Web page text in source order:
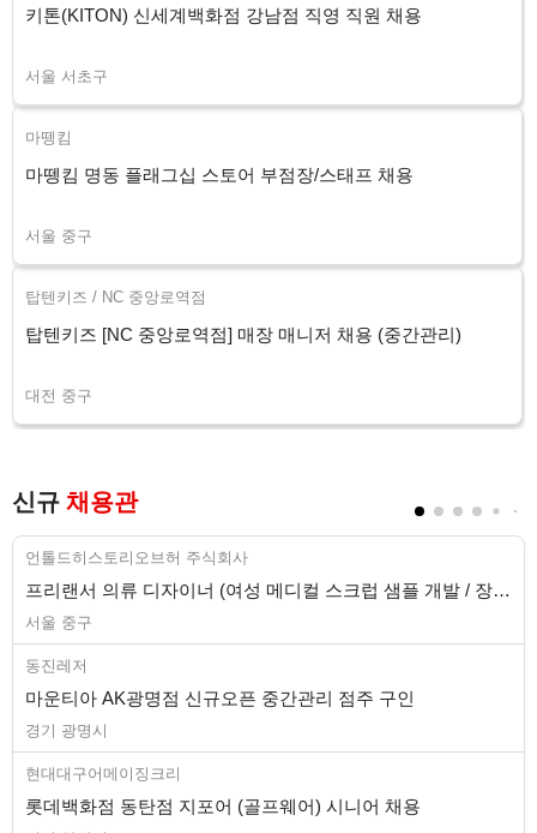
키톤(KITON) 신세계백화점 강남점 직영 직원 채용
서울 서초구
마뗑킴
마뗑킴 명동 플래그십 스토어 부점장/스태프 채용
서울 중구
탑텐키즈 / NC 중앙로역점
탑텐키즈 [NC 중앙로역점] 매장 매니저 채용 (중간관리)
대전 중구
신규 채용관
언톨드히스토리오브허 주식회사
프리랜서 의류 디자이너 (여성 메디컬 스크럽 샘플 개발 / 장기)
서울 중구
동진레저
마운티아 AK광명점 신규오픈 중간관리 점주 구인
경기 광명시
현대대구어메이징크리
롯데백화점 동탄점 지포어 (골프웨어) 시니어 채용